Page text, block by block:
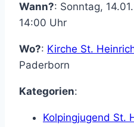
Wann?: Sonntag,
14:00 Uhr
Wo?: Kirche St.
Paderborn
Kategorien:
Kolpingjugend St.